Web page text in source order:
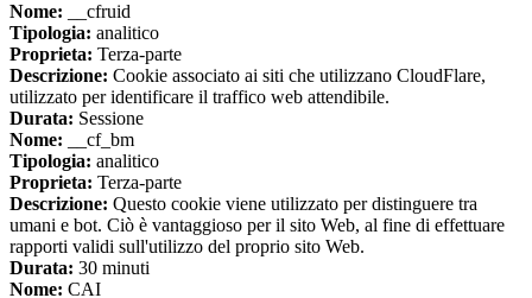
Nome: __cfruid
Tipologia: analitico
Proprieta: Terza-parte
Descrizione: Cookie associato ai siti che utilizzano CloudFlare,
utilizzato per identificare il traffico web attendibile.
Durata: Sessione
Nome: __cf_bm
Tipologia: analitico
Proprieta: Terza-parte
Descrizione: Questo cookie viene utilizzato per distinguere tra
umani e bot. Ciò è vantaggioso per il sito Web, al fine di effettuare
rapporti validi sull'utilizzo del proprio sito Web.
Durata: 30 minuti
Nome: CAI